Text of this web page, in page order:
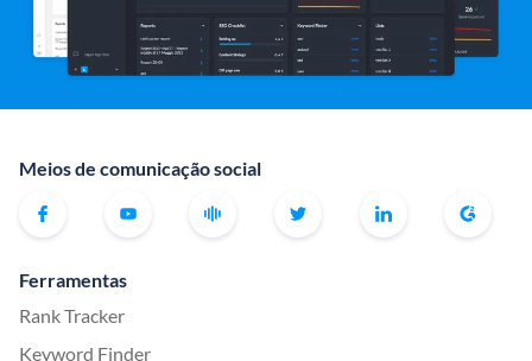
Meios de comunicação social
Ferramentas
Rank Tracker
Keyword Finder